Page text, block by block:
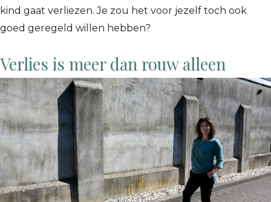
kind gaat verliezen. Je zou het voor jezelf toch ook
goed geregeld willen hebben?
Verlies is meer dan rouw alleen